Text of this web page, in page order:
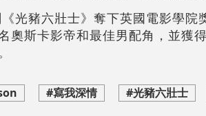
光豬六壯士》奪下英國電影學院
奧斯卡影帝和最佳男配角，並獲
#寫我深情 #光豬六壯士